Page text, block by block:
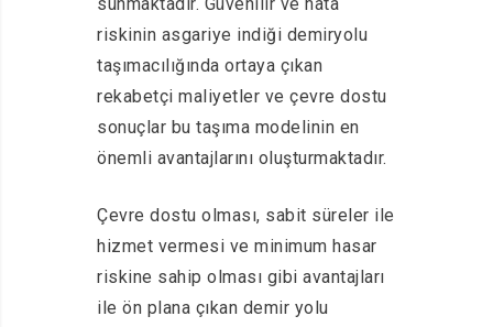
riskinin asgariye indiği demiryolu
taşımacılığında ortaya çıkan
rekabetçi maliyetler ve çevre dostu
sonuçlar bu taşıma modelinin en
önemli avantajlarını oluşturmaktadır.
Çevre dostu olması, sabit süreler ile
hizmet vermesi ve minimum hasar
riskine sahip olması gibi avantajları
ile ön plana çıkan demir yolu